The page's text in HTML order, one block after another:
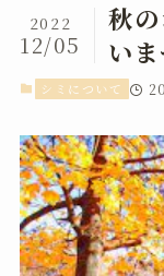
秋
い
2022
12/05
シミについて